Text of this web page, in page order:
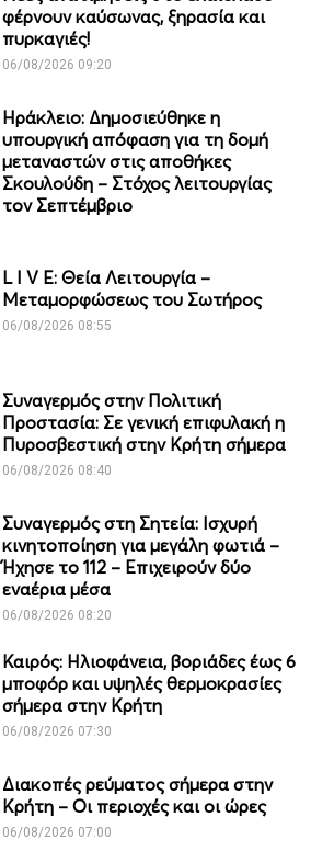
φέρνουν καύσωνας, ξηρασία και
πυρκαγιές!
06/08/2026 09:20
Ηράκλειο: Δημοσιεύθηκε η
υπουργική απόφαση για τη δομή
μεταναστών στις αποθήκες
Σκουλούδη – Στόχος λειτουργίας
τον Σεπτέμβριο
L I V E: Θεία Λειτουργία –
Μεταμορφώσεως του Σωτήρος
06/08/2026 08:55
Συναγερμός στην Πολιτική
Προστασία: Σε γενική επιφυλακή η
Πυροσβεστική στην Κρήτη σήμερα
06/08/2026 08:40
Συναγερμός στη Σητεία: Ισχυρή
κινητοποίηση για μεγάλη φωτιά –
Ήχησε το 112 – Επιχειρούν δύο
εναέρια μέσα
06/08/2026 08:20
Καιρός: Ηλιοφάνεια, βοριάδες έως 6
μποφόρ και υψηλές θερμοκρασίες
σήμερα στην Κρήτη
06/08/2026 07:30
Διακοπές ρεύματος σήμερα στην
Κρήτη – Οι περιοχές και οι ώρες
06/08/2026 07:00